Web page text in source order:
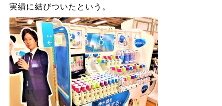
実績に結びついたという。